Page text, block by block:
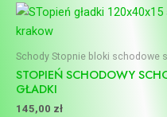
Schody Stopnie bloki schodowe
STOPIEŃ SCHODOWY
GŁADKI
145,00 zł